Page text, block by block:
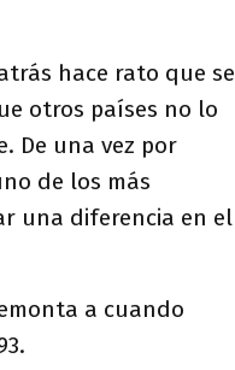
hace rato que se
otros países no lo
De una vez por
de los más
una diferencia en el
a cuando